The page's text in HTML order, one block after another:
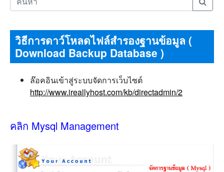
วิธีการดาว์โหลดไฟล์สำรองฐานข้อมูล (
Download Backup Database )
ล๊อคอินเข้าสู่ระบบจัดการเว็บไซต์
http://www.ireallyhost.com/kb/directadmin/2
คลิก Mysql Management